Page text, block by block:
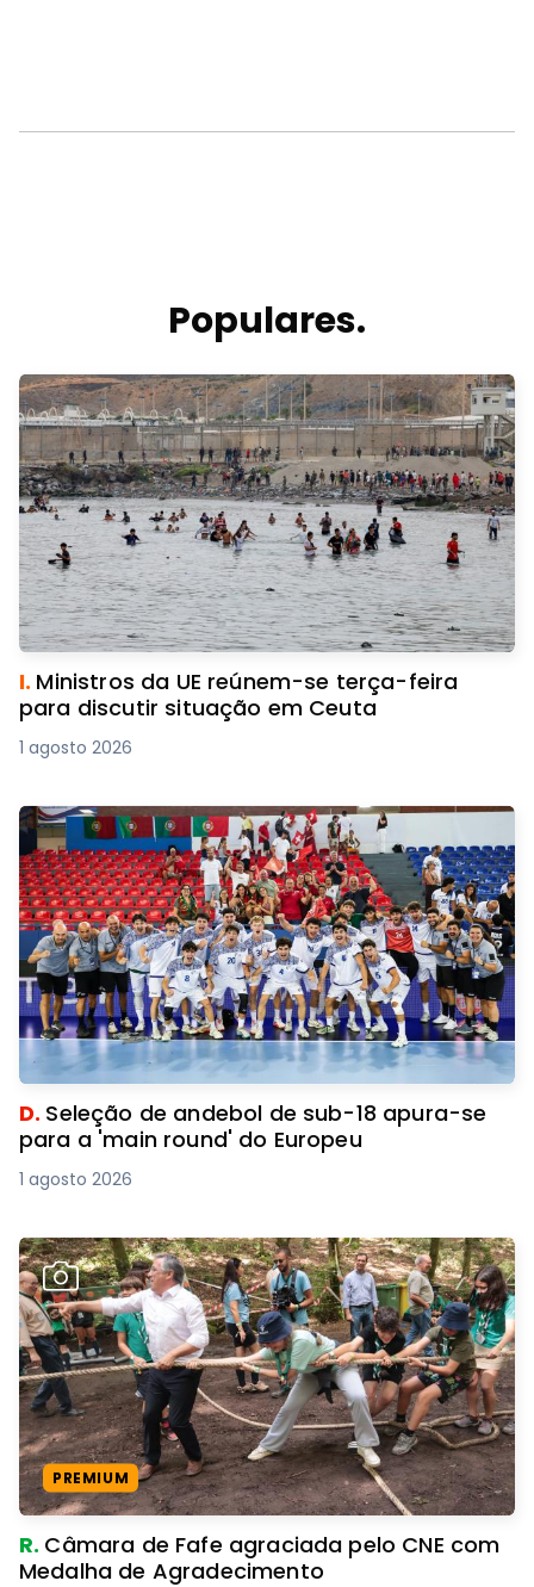
Populares.
I. Ministros da UE reúnem-se terça-feira
para discutir situação em Ceuta
1 agosto 2026
D. Seleção de andebol de sub-18 apura-se
para a 'main round' do Europeu
1 agosto 2026
PREMIUM
R. Câmara de Fafe agraciada pelo CNE com
Medalha de Agradecimento